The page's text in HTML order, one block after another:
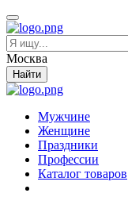
Москва
Найти
Мужчине
Женщине
Праздники
Профессии
Каталог товаров